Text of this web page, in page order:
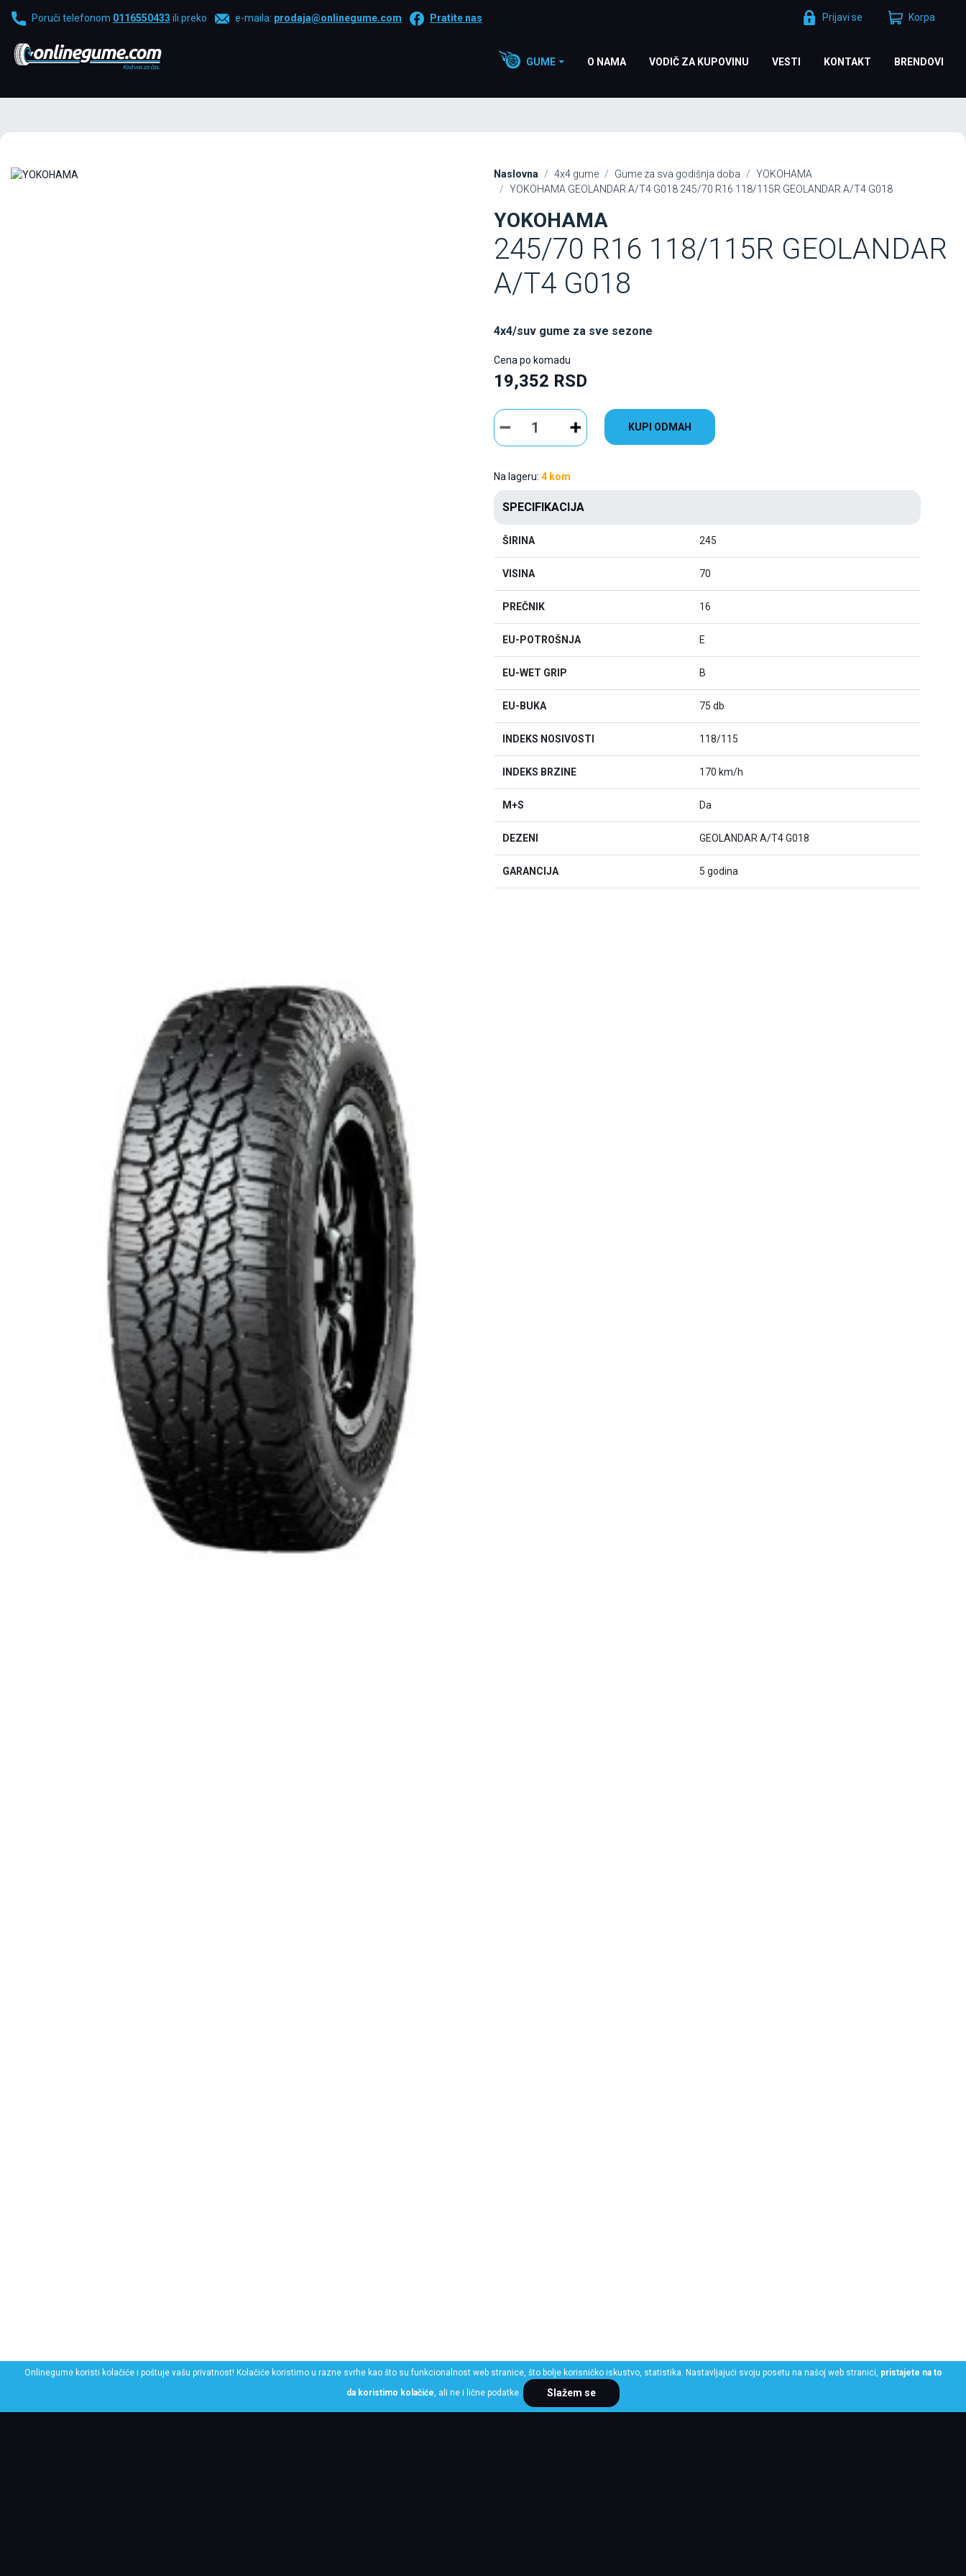
Poruči telefonom 0116550433 ili preko e-maila: prodaja@onlinegume.com Pratite nas Prijavi se Korpa
GUME O NAMA VODIČ ZA KUPOVINU VESTI KONTAKT BRENDOVI
Naslovna 4x4 gume Gume za sva godišnja doba
YOKOHAMA
YOKOHAMA GEOLANDAR A/T4 G018 245/70 R16 118/115R GEOLANDAR A/T4 G018
YOKOHAMA
245/70 R16 118/115R GEOLANDAR
A/T4 G018
4x4/suv gume za sve sezone
Cena po komadu
19,352 RSD
KUPI ODMAH
Na lageru: 4 kom
SPECIFIKACIJA
ŠIRINA 245
VISINA 70
PREČNIK 16
EU-POTROŠNJA E
EU-WET GRIP B
EU-BUKA 75 db
INDEKS NOSIVOSTI 118/115
INDEKS BRZINE 170 km/h
M+S Da
DEZENI GEOLANDAR A/T4 G018
GARANCIJA 5 godina
Onlinegume koristi kolačiće i poštuje vašu privatnost! Kolačiće koristimo u razne svrhe kao što su funkcionalnost web stranice, što bolje korisničko iskustvo, statistika. Nastavljajući svoju posetu na našoj web stranici, pristajete na to
da koristimo kolačiće , ali ne i lične podatke. Slažem se